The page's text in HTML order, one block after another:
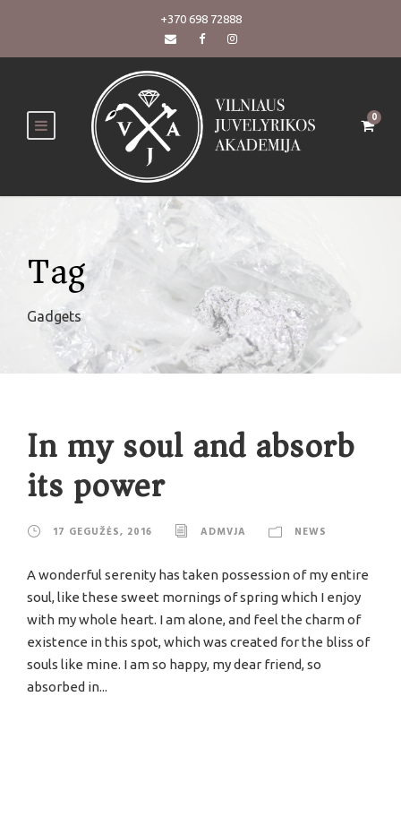
+370 698 72888
0
Tag
Gadgets
In my soul and absorb
its power
17 GEGUŽĖS, 2016 ADMVJA NEWS
A wonderful serenity has taken possession of my entire
soul, like these sweet mornings of spring which I enjoy
with my whole heart. I am alone, and feel the charm of
existence in this spot, which was created for the bliss of
souls like mine. I am so happy, my dear friend, so
absorbed in...